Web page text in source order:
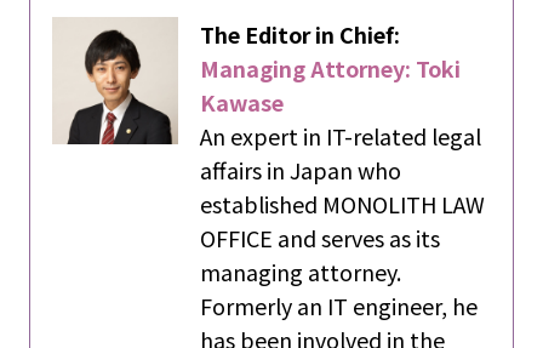
The Editor in Chief:
Managing Attorney: Toki
Kawase
An expert in IT-related legal
affairs in Japan who
established MONOLITH LAW
OFFICE and serves as its
managing attorney.
Formerly an IT engineer, he
has been involved in the